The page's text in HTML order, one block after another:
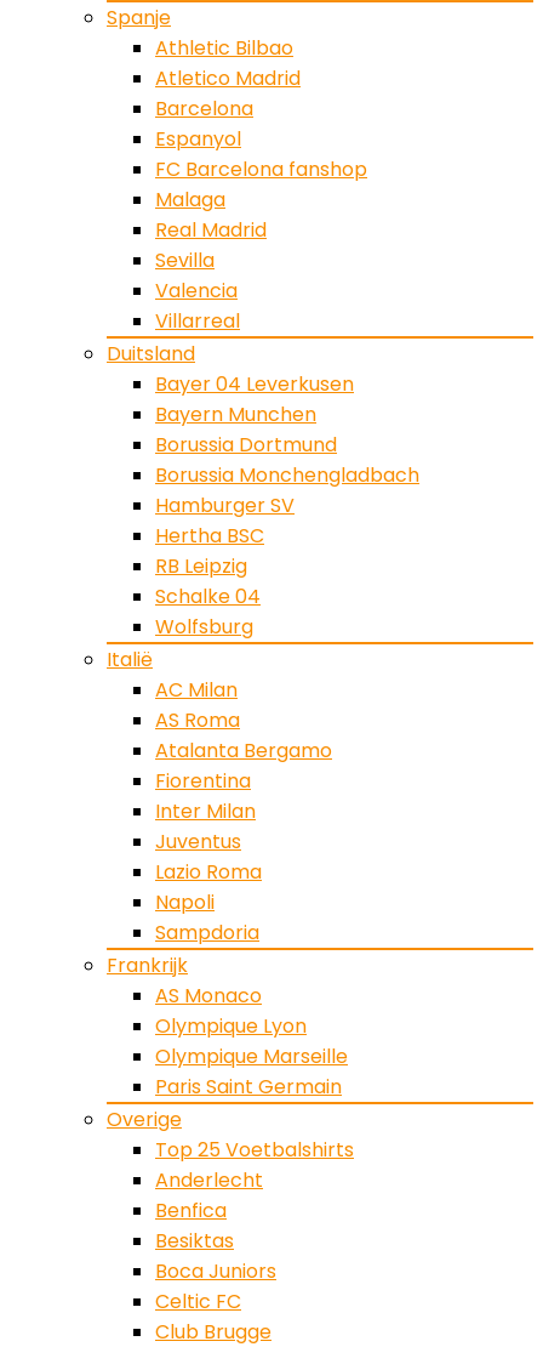
Spanje
Athletic Bilbao
Atletico Madrid
Barcelona
Espanyol
FC Barcelona fanshop
Malaga
Real Madrid
Sevilla
Valencia
Villarreal
Duitsland
Bayer 04 Leverkusen
Bayern Munchen
Borussia Dortmund
Borussia Monchengladbach
Hamburger SV
Hertha BSC
RB Leipzig
Schalke 04
Wolfsburg
Italië
AC Milan
AS Roma
Atalanta Bergamo
Fiorentina
Inter Milan
Juventus
Lazio Roma
Napoli
Sampdoria
Frankrijk
AS Monaco
Olympique Lyon
Olympique Marseille
Paris Saint Germain
Overige
Top 25 Voetbalshirts
Anderlecht
Benfica
Besiktas
Boca Juniors
Celtic FC
Club Brugge